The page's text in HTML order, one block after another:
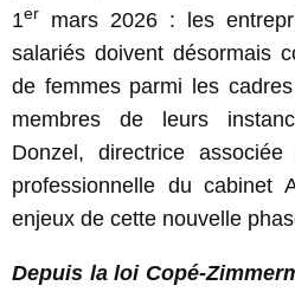
1er
mars 2026 : les
salariés doivent désormais
de femmes parmi les
membres de leurs
Donzel, directrice
professionnelle du cabinet
enjeux de cette nouvelle
Depuis la loi Copé-